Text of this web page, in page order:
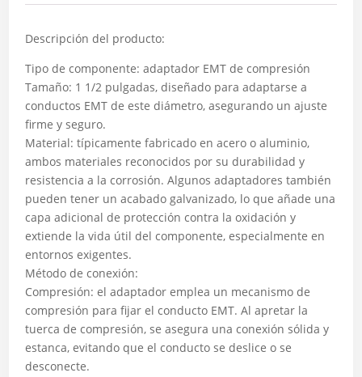
Descripción del producto:
Tipo de componente: adaptador EMT de compresión
Tamaño: 1 1/2 pulgadas, diseñado para adaptarse a
conductos EMT de este diámetro, asegurando un ajuste
firme y seguro.
Material: típicamente fabricado en acero o aluminio,
ambos materiales reconocidos por su durabilidad y
resistencia a la corrosión. Algunos adaptadores también
pueden tener un acabado galvanizado, lo que añade una
capa adicional de protección contra la oxidación y
extiende la vida útil del componente, especialmente en
entornos exigentes.
Método de conexión:
Compresión: el adaptador emplea un mecanismo de
compresión para fijar el conducto EMT. Al apretar la
tuerca de compresión, se asegura una conexión sólida y
estanca, evitando que el conducto se deslice o se
desconecte.